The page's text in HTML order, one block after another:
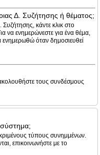
Δ. Συζήτησης ή θέματος;
κάντε κλικ στο
να ενημερώνεστε για ένα θέμα,
ενημερωθώ όταν δημοσιευθεί
τους συνδέσμους
σύστημα;
τύπους συνημμένων.
επικοινωνήστε με το